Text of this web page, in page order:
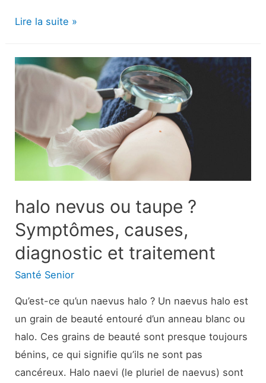
Sexe
la
naissance
quoi
s’attendre
combien
de
temps
attendre
Lire la suite »
halo nevus ou taupe ?
Symptômes, causes,
diagnostic et traitement
Santé Senior
Qu’est-ce qu’un naevus halo ? Un naevus halo est
un grain de beauté entouré d’un anneau blanc ou
halo. Ces grains de beauté sont presque toujours
bénins, ce qui signifie qu’ils ne sont pas
cancéreux. Halo naevi (le pluriel de naevus) sont